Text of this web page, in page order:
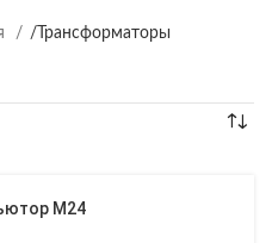
/ Трансформаторы
М24